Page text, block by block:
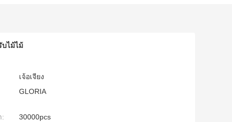
บไม้ไม้
เจ้อเจียง
GLORIA
:
30000pcs